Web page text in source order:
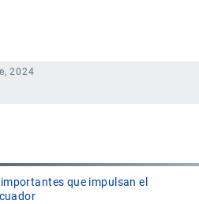
2024
que impulsan el